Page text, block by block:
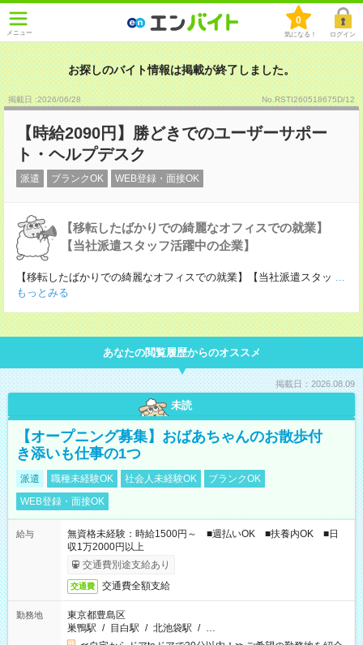
メニュー
0
気になる！ ログイン
お探しのバイト情報は掲載が終了しました。
掲載日 :2026/06/28 No.RSTI260518675D/12
【時給2090円】勝どきでのユーザーサポー
ト・ヘルプデスク
派遣 ブランクOK WEB登録・面接OK
【移転したばかりでの綺麗なオフィスでの就業】
【当社派遣スタッフ活躍中の企業】
【移転したばかりでの綺麗なオフィスでの就業】【当社派遣スタッ ...
もっとみる
あなたの閲覧履歴からのオススメ
掲載日：2026.08.09
未読
【オープニング募集】おばあちゃんのお散歩付
き添いも仕事の1つ
派遣 職種未経験OK 社会人未経験OK
ブランクOK
WEB登録・面接OK
給与
無資格未経験：時給1500円～ ■週払いOK ■扶養内OK ■日
収1万2000円以上
交通費別途支給あり
交通費 交通費全額支給
勤務地
東京都豊島区
巣鴨駅 / 目白駅 / 北池袋駅 / …